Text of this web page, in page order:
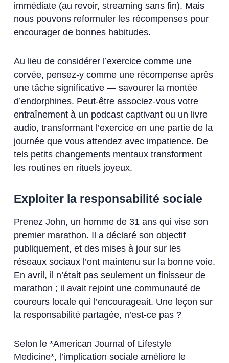
immédiate (au revoir, streaming sans fin). Mais
nous pouvons reformuler les récompenses pour
encourager de bonnes habitudes.
Au lieu de considérer l’exercice comme une
corvée, pensez-y comme une récompense après
une tâche significative — savourer la montée
d’endorphines. Peut-être associez-vous votre
entraînement à un podcast captivant ou un livre
audio, transformant l’exercice en une partie de la
journée que vous attendez avec impatience. De
tels petits changements mentaux transforment
les routines en rituels joyeux.
Exploiter la responsabilité sociale
Prenez John, un homme de 31 ans qui vise son
premier marathon. Il a déclaré son objectif
publiquement, et des mises à jour sur les
réseaux sociaux l’ont maintenu sur la bonne voie.
En avril, il n’était pas seulement un finisseur de
marathon ; il avait rejoint une communauté de
coureurs locale qui l’encourageait. Une leçon sur
la responsabilité partagée, n’est-ce pas ?
Selon le *American Journal of Lifestyle
Medicine*, l’implication sociale améliore le